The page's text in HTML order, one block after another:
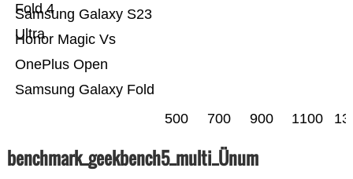
Samsung Galaxy Fold
OnePlus Open
Honor Magic Vs
Samsung Galaxy S23
Ultra
Fold 4
500 700 900 1100
benchmark_geekbench5_multi_Ünum